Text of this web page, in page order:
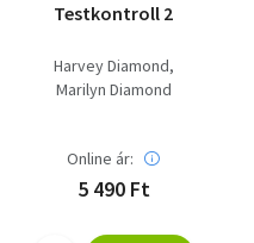
Testkontroll 2
Harvey Diamond
Marilyn Diamond
Online ár:
5 490 Ft